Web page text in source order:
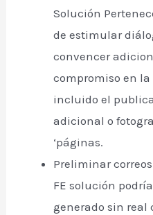
Solución
de estimular
convencer
compromiso en
incluido el
adicional o
‘páginas.
Preliminar
FE solución
generado sin real